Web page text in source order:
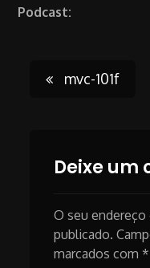
Podcast:
Post
mvc-101f
Deixe um
O seu endereço
publicado.
marcados com *